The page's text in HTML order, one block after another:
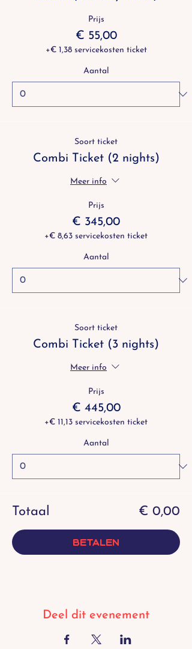
Prijs
€ 55,00
+€ 1,38 servicekosten ticket
Aantal
Soort ticket
Combi Ticket (2 nights)
Meer info
Prijs
€ 345,00
+€ 8,63 servicekosten ticket
Aantal
Soort ticket
Combi Ticket (3 nights)
Meer info
Prijs
€ 445,00
+€ 11,13 servicekosten ticket
Aantal
Totaal € 0,00
Betalen
Deel dit evenement